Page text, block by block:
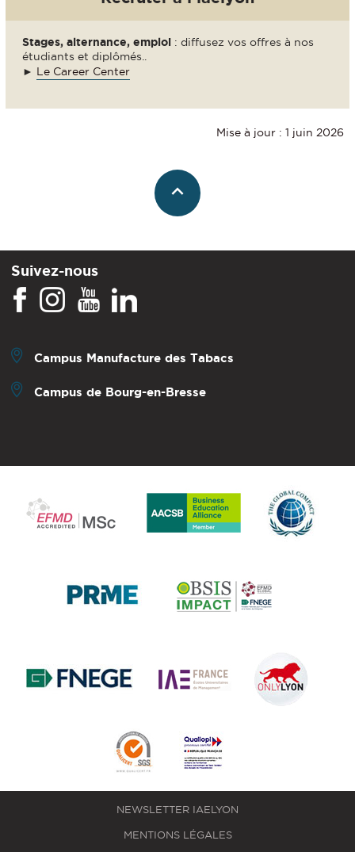
Stages, alternance, emploi : diffusez vos offres à nos
étudiants et diplômés..
► Le Career Center
Mise à jour : 1 juin 2026
Suivez-nous
Campus Manufacture des Tabacs
Campus de Bourg-en-Bresse
NEWSLETTER IAELYON
MENTIONS LÉGALES